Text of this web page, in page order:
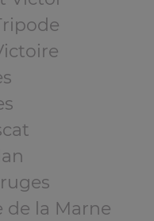
de la Marne